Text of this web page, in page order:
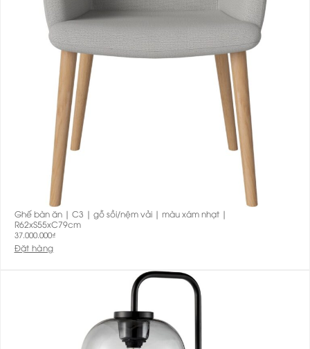
Ghế bàn ăn | C3 | gỗ sồi/nệm vải | màu xám nhạt |
R62xS55xC79cm
37.000.000₫
Đặt hàng